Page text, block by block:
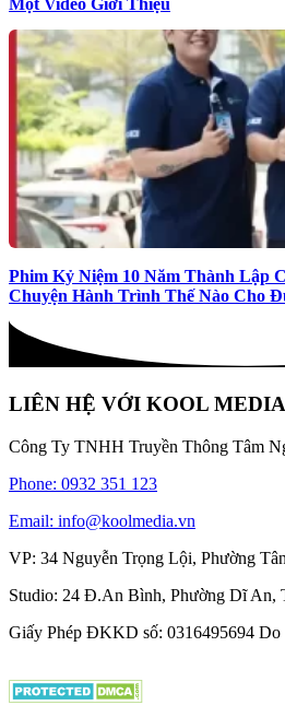
Một Video Giới Thiệu
Phim Kỷ Niệm 10 Năm Thành Lập
Chuyện Hành Trình Thế Nào Cho
LIÊN HỆ VỚI KOOL MEDIA
Công Ty TNHH Truyền Thông Tâm
Phone: 0932 351 123
Email: info@koolmedia.vn
VP: 34 Nguyễn Trọng Lội, Phường
Studio: 24 Đ.An Bình, Phường Dĩ An,
Giấy Phép ĐKKD số: 0316495694